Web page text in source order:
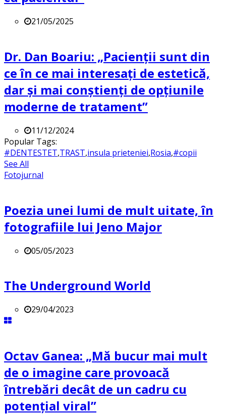
21/05/2025
Dr. Dan Boariu: „Pacienții sunt din
ce în ce mai interesați de estetică,
dar și mai conștienți de opțiunile
moderne de tratament”
11/12/2024
Popular Tags:
#DENTESTET,TRAST,insula prieteniei,Rosia,#copii
See All
Fotojurnal
Poezia unei lumi de mult uitate, în
fotografiile lui Jeno Major
05/05/2023
The Underground World
29/04/2023
Octav Ganea: „Mă bucur mai mult
de o imagine care provoacă
întrebări decât de un cadru cu
potenţial viral”